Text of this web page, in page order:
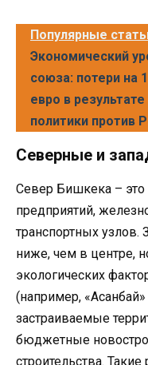
Популярные
Экономический
союза: потери на
евро в
политики против
Северные и
Север Бишкека –
предприятий,
транспортных
ниже, чем в центре,
экологических
(например,
застраиваемые
бюджетные
строительства.